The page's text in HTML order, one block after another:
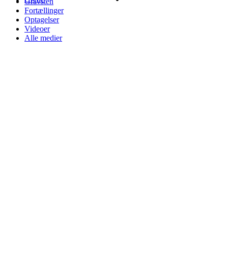
Fortællinger
Optagelser
Videoer
Alle medier